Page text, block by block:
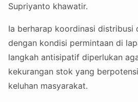
Supriyanto khawatir.
Ia berharap koordinasi distribusi
dengan kondisi permintaan di
langkah antisipatif diperlukan
kekurangan stok yang
keluhan masyarakat.